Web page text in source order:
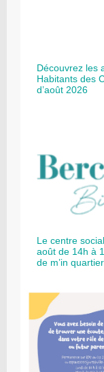
Découvrez les
Habitants des
d’août 2026
Le centre
août de 14h à
de m’in